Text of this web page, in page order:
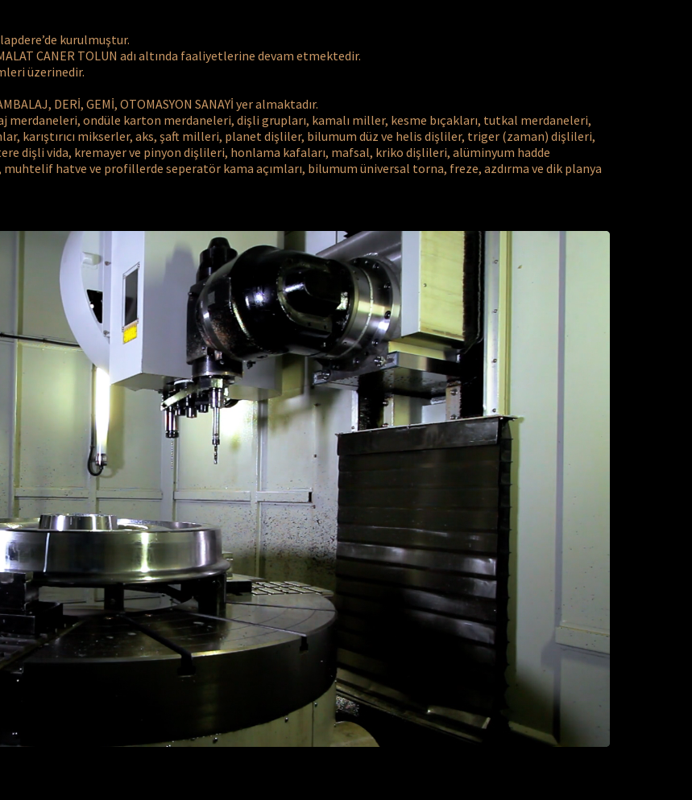
kurulmuştur.
CANER TOLUN adı altında faaliyetlerine devam etmektedir.
üzerinedir.
DERİ, GEMİ, OTOMASYON SANAYİ yer almaktadır.
merdaneleri, ondüle karton merdaneleri, dişli grupları, kamalı miller, kesme bıçakları, tutkal merdaneleri,
karıştırıcı mikserler, aks, şaft milleri, planet dişliler, bilumum düz ve helis dişliler, triger (zaman) dişlileri,
dişli vida, kremayer ve pinyon dişlileri, honlama kafaları, mafsal, kriko dişlileri, alüminyum hadde
hatve ve profillerde seperatör kama açımları, bilumum üniversal torna, freze, azdırma ve dik planya